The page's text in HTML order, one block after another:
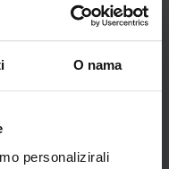
O nama
personalizirali